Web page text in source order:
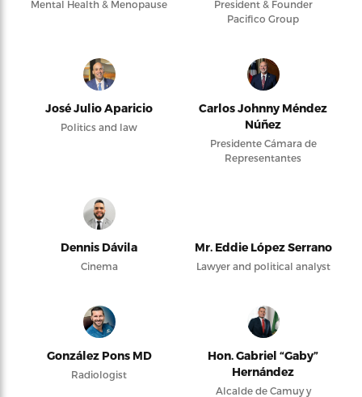
Mental Health & Menopause
President & Founder
Pacifico Group
José Julio Aparicio
Politics and law
Carlos Johnny Méndez
Núñez
Presidente Cámara de
Representantes
Dennis Dávila
Cinema
Mr. Eddie López Serrano
Lawyer and political analyst
González Pons MD
Radiologist
Hon. Gabriel “Gaby”
Hernández
Alcalde de Camuy y